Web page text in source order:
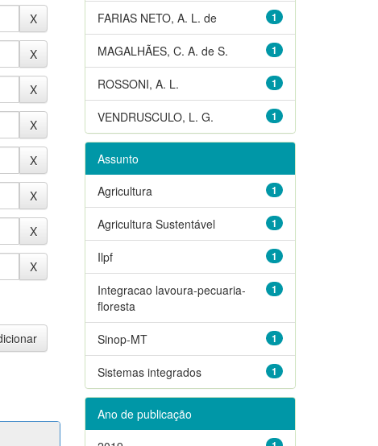
1
FARIAS NETO, A. L. de
1
MAGALHÃES, C. A. de S.
1
ROSSONI, A. L.
1
VENDRUSCULO, L. G.
Assunto
1
Agricultura
1
Agricultura Sustentável
1
Ilpf
1
Integracao lavoura-pecuaria-
floresta
1
Sinop-MT
1
Sistemas integrados
Ano de publicação